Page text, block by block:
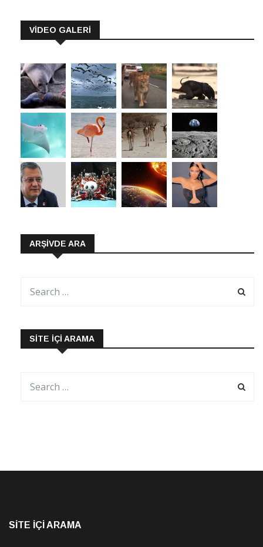
VİDEO GALERİ
ARŞIVDE ARA
SITE İÇI ARAMA
SITE İÇI ARAMA